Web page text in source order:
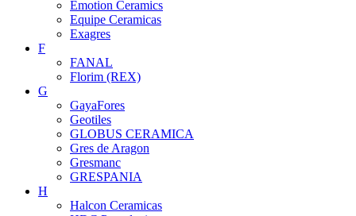
Emotion Ceramics
Equipe Ceramicas
Exagres
F
FANAL
Florim (REX)
G
GayaFores
Geotiles
GLOBUS CERAMICA
Gres de Aragon
Gresmanc
GRESPANIA
H
Halcon Ceramicas